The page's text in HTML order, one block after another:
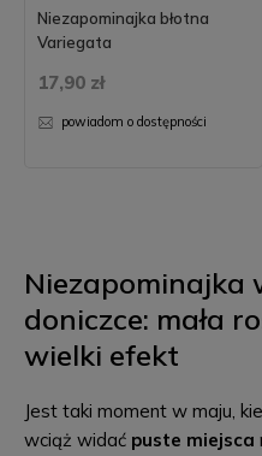
Niezapominajka błotna
Variegata
17,90 zł
powiadom o dostępności
Niezapominajka
doniczce: mała
wielki efekt
Jest taki moment w maju,
wciąż widać puste miejsca